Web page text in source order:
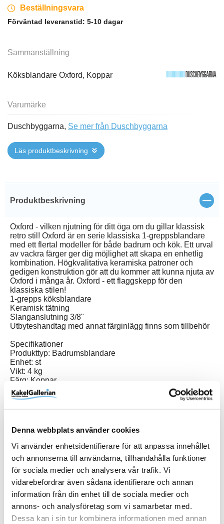
Denna webbplats använder cookies
Vi använder enhetsidentifierare för att anpassa innehållet
och annonserna till användarna, tillhandahålla funktioner
för sociala medier och analysera vår trafik. Vi
vidarebefordrar även sådana identifierare och annan
information från din enhet till de sociala medier och
annons- och analysföretag som vi samarbetar med.
Dessa kan i sin tur kombinera informationen med annan
Beställningsvara
Förväntad leveranstid: 5-10 dagar
Sammanställning
Köksblandare Oxford, Koppar
Varumärke
Duschbyggarna, Se mer från Duschbyggarna
Läs produktbeskrivning
Produktbeskrivning Stäng
Oxford - vilken njutning för ditt öga om du gillar klassisk
retro stil! Oxford är en serie klassiska 1-greppsblandare
med ett flertal modeller för både badrum och kök. Ett urval
av vackra färger ger dig möjlighet att skapa en enhetlig
kombination. Högkvalitativa keramiska patroner och
gedigen konstruktion gör att du kommer att kunna njuta av
Oxford i många år. Oxford - ett flaggskepp för den
klassiska stilen!
1-grepps köksblandare
Keramisk tätning
Slanganslutning 3/8"
Utbyteshandtag med annat färginlägg finns som tillbehör
Specifikationer
Produkttyp: Badrumsblandare
Enhet: st
Vikt: 4 kg
Färg: Koppar
Produktinformation
Art.Nr 6382RA
Färg Koppar
Varumärke Duschbyggarna